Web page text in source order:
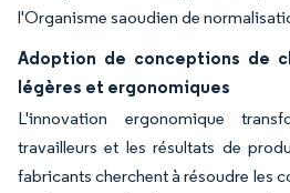
l'Organisme saoudien de
Adoption de conceptions de
légères et ergonomiques
L'innovation ergonomique
travailleurs et les résultats de
fabricants cherchent à résoudre les